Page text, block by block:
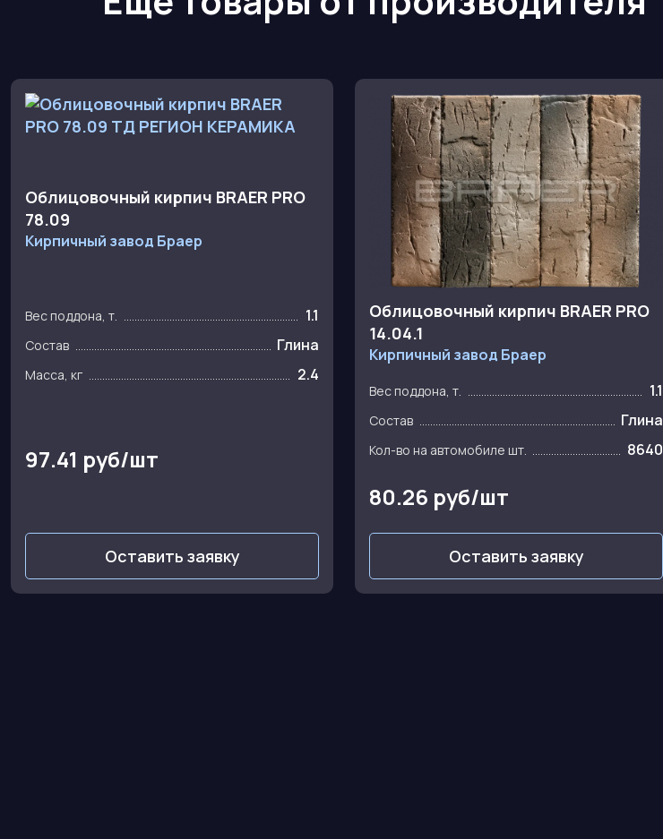
Облицовочный кирпич BRAER PRO
78.09
Кирпичный завод Браер
Вес поддона, т. 1.1
Состав Глина
Масса, кг 2.4
97.41 руб/шт
Оставить заявку
Облицовочный кирпич BRAER PRO
14.04.1
Кирпичный завод Браер
Вес поддона, т. 1.1
Состав Глина
Кол-во на автомобиле шт. 8640
80.26 руб/шт
Оставить заявку